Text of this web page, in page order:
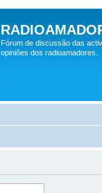
Fórum de discussão das
opiniões dos radioamadores.